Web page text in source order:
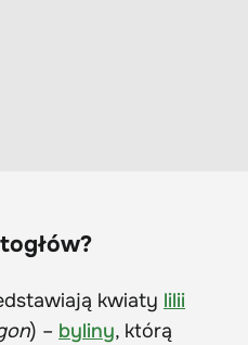
kwiaty lilii
) – byliny, którą